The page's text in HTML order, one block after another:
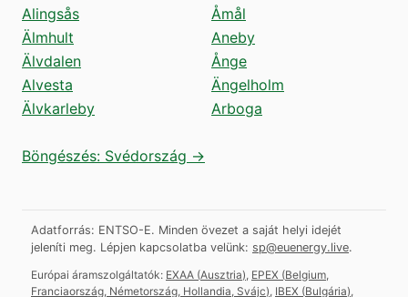
Alingsås
Älmhult
Älvdalen
Alvesta
Älvkarleby
Åmål
Aneby
Ånge
Ängelholm
Arboga
Böngészés: Svédország →
Adatforrás: ENTSO-E. Minden övezet a saját helyi idejét
jeleníti meg. Lépjen kapcsolatba velünk: sp@euenergy.live.
Európai áramszolgáltatók: EXAA (Ausztria) EPEX (Belgium,
Franciaország, Németország, Hollandia, Svájc) IBEX (Bulgária)